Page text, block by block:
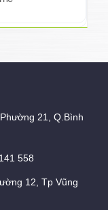
21, Q.Bình
558
12, Tp Vũng